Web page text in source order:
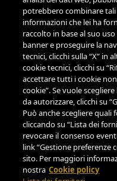
PAGAMENTI
ASSISTENZA
LUN-VEN 9.00-18.00
TELEFONO
+39 0522122122
EMAIL
potrebbero combinare
informazioni che lei ha
raccolto in base al suo
banner e proseguire la
tecnici, clicchi sulla “X” in
cookie tecnici, clicchi su
accettare tutti i cookie
cookie”. Se vuole
da autorizzare, clicchi su
Può anche scegliere
cliccando su “Lista dei
revocare il consenso
link “Gestione preferenze
sito. Per maggiori
nostra Cookie policy